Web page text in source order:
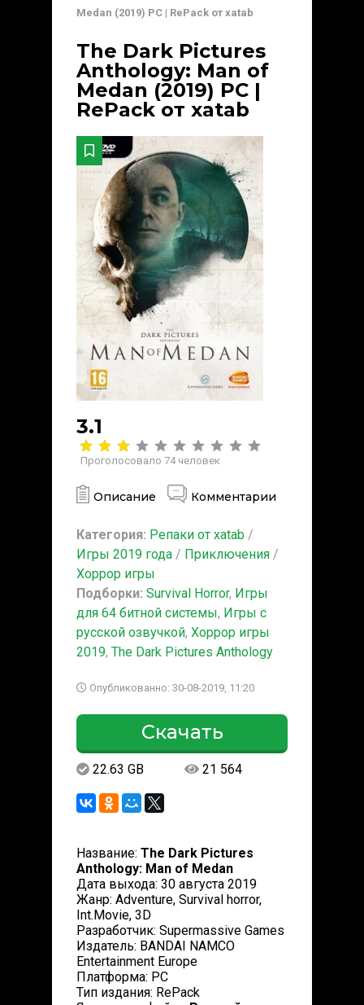
Medan (2019) PC | RePack от xatab
The Dark Pictures
Anthology: Man of
Medan (2019) PC |
RePack от xatab
3.1
Проголосовало 74человек
Описание Комментарии
Категория: Репаки от xatab /
Игры 2019 года / Приключения /
Хоррор игры
Подборки: Survival Horror, Игры
для 64 битной системы, Игры с
русской озвучкой, Хоррор игры
2019, The Dark Pictures Anthology
Опубликованно: 30-08-2019, 11:20
Скачать
22.63 GB 21 564
Название: The Dark Pictures
Anthology: Man of Medan
Дата выхода: 30 августа 2019
Жанр: Adventure, Survival horror,
Int.Movie, 3D
Разработчик: Supermassive Games
Издатель: BANDAI NAMCO
Entertainment Europe
Платформа: PC
Тип издания: RePack